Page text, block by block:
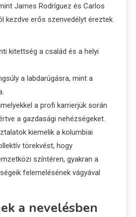
James Rodríguez és Carlos
kezdve erős szenvedélyt éreztek
kitettség a család és a helyi
a labdarúgásra, mint a
a profi karrierjük során
a gazdasági nehézségeket.
kiemelik a kolumbiai
törekvést, hogy
színtéren, gyakran a
felemelésének vágyával
a nevelésben